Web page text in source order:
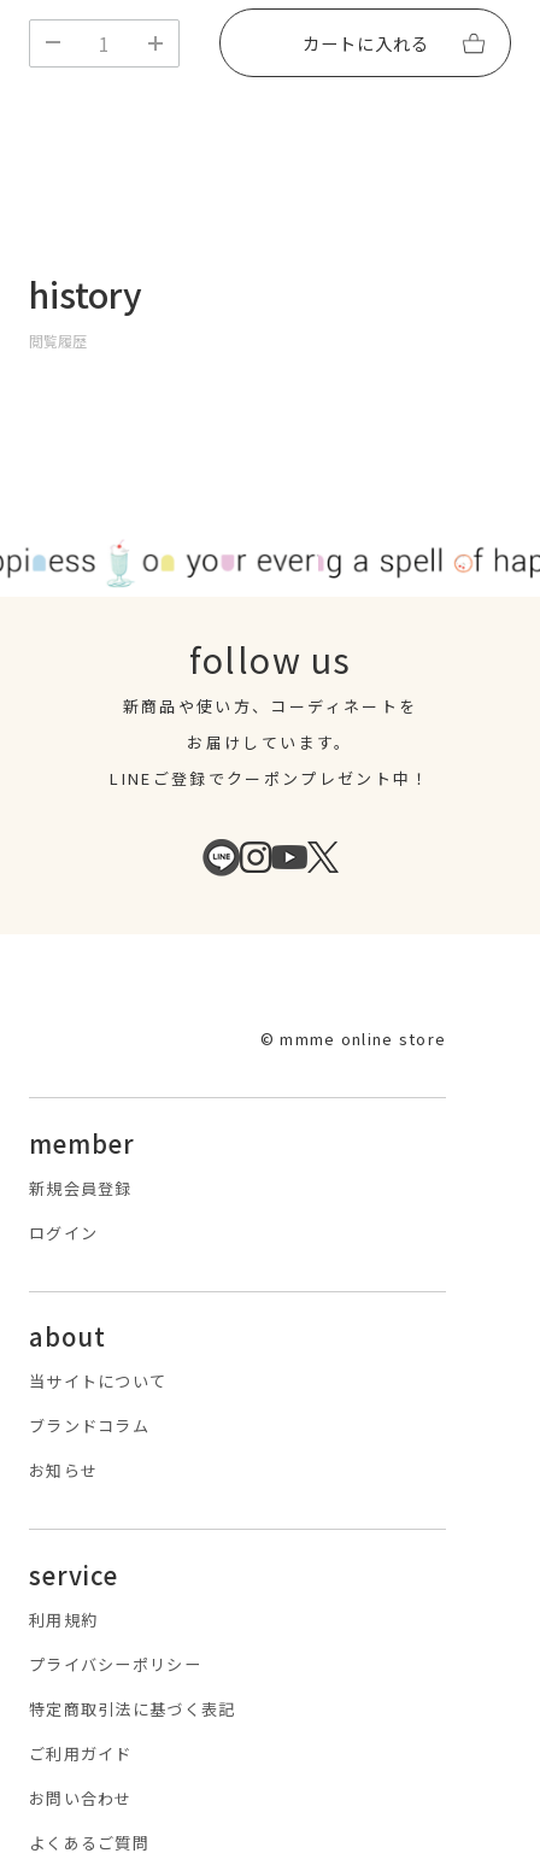
〇付属のウッドスティックは先端が尖っていますの
で、取り扱いにはご注意ください。
〇お子様やペットの手の届かないところに保管してく
カートに入れる
history
閲覧履歴
follow us
新商品や使い方、コーディネートを
お届けしています。
LINEご登録でクーポンプレゼント中！
© mmme online store
member
新規会員登録
ログイン
about
当サイトについて
ブランドコラム
お知らせ
service
利用規約
プライバシーポリシー
特定商取引法に基づく表記
ご利用ガイド
お問い合わせ
よくあるご質問